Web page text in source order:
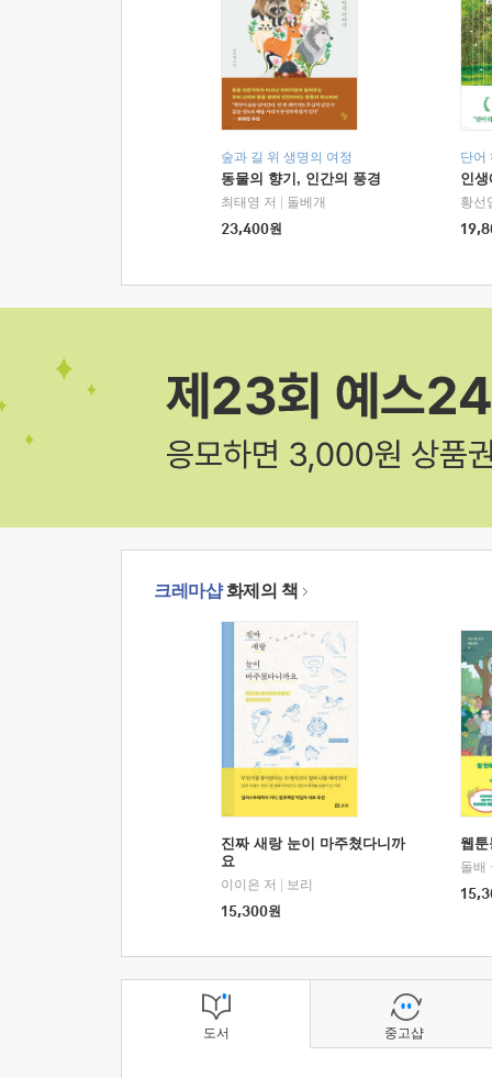
숲과 길 위 생명의 여정
동물의 향기, 인간의 풍경
최태영 저
돌베개
23,400원
단어
인
황선
크레마샵화제의 책
진짜 새랑 눈이 마주쳤다니까
요
이이은 저
보리
15,300원
웹
돌배
도서 중고샵